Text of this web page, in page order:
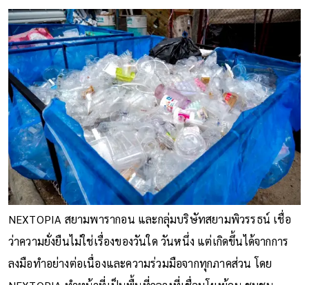
NEXTOPIA สยามพารากอน และกลุ่มบริษัทสยามพิวรรธน์ เชื่อ
ว่าความยั่งยืนไม่ใช่เรื่องของวันใด วันหนึ่ง แต่เกิดขึ้นได้จากการ
ลงมือทำอย่างต่อเนื่องและความร่วมมือจากทุกภาคส่วน โดย